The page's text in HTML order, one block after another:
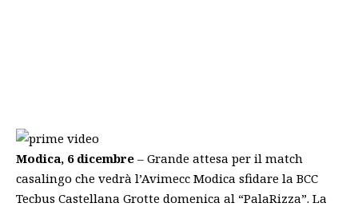
Modica, 6 dicembre – Grande attesa per il match
casalingo che vedrà l’Avimecc Modica sfidare la BCC
Tecbus Castellana Grotte domenica al “PalaRizza”. La